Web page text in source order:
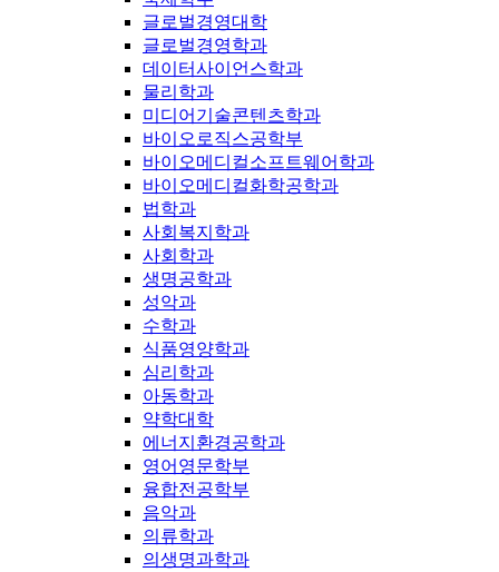
글로벌경영대학
글로벌경영학과
데이터사이언스학과
물리학과
미디어기술콘텐츠학과
바이오로직스공학부
바이오메디컬소프트웨어학과
바이오메디컬화학공학과
법학과
사회복지학과
사회학과
생명공학과
성악과
수학과
식품영양학과
심리학과
아동학과
약학대학
에너지환경공학과
영어영문학부
융합전공학부
음악과
의류학과
의생명과학과